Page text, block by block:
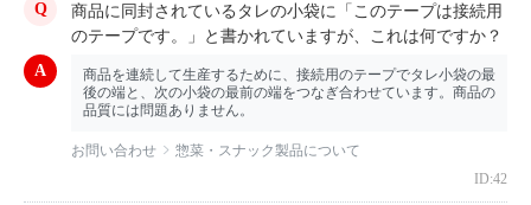
商品に同封されているタレの小袋に「このテープは接続用
のテープです。」と書かれていますが、これは何ですか？
ID:42
商品を連続して生産するために、接続用のテープでタレ小袋の最
後の端と、次の小袋の最前の端をつなぎ合わせています。商品の
品質には問題ありません。
お問い合わせ 惣菜・スナック製品について